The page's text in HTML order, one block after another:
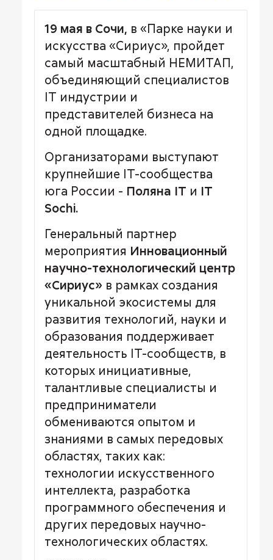
19 мая в Сочи, в «Парке науки и
искусства «Сириус», пройдет
самый масштабный НЕМИТАП,
объединяющий специалистов
IT индустрии и
представителей бизнеса на
одной площадке.
Организаторами выступают
крупнейшие IT-сообщества
юга России - Поляна IT и IT
Sochi.
Генеральный партнер
мероприятия Инновационный
научно-технологический центр
«Сириус» в рамках создания
уникальной экосистемы для
развития технологий, науки и
образования поддерживает
деятельность IT-сообществ, в
которых инициативные,
талантливые специалисты и
предприниматели
обмениваются опытом и
знаниями в самых передовых
областях, таких как:
технологии искусственного
интеллекта, разработка
программного обеспечения и
других передовых научно-
технологических областях.